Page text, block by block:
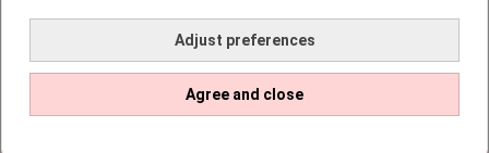
Adjust preferences
Agree and close